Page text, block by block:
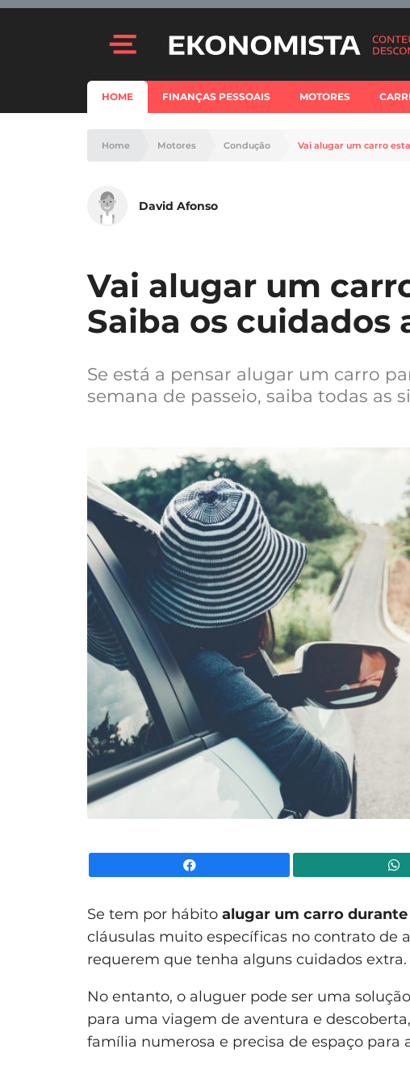
HOME FINANÇAS PESSOAIS MOTORES
Home Motores Condução Vai alugar um carro
David Afonso
Vai alugar um
Saiba os cuidados
Se está a pensar alugar um carro
semana de passeio, saiba todas as
Se tem por hábito alugar um carro durante
cláusulas muito específicas no contrato de
requerem que tenha alguns cuidados extra.
No entanto, o aluguer pode ser uma
para uma viagem de aventura e
família numerosa e precisa de espaço para